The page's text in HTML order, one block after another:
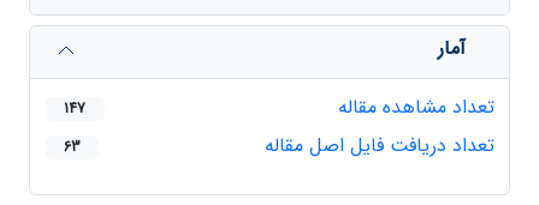
آمار
تعداد مشاهده مقاله
147
تعداد دریافت فایل اصل مقاله 63